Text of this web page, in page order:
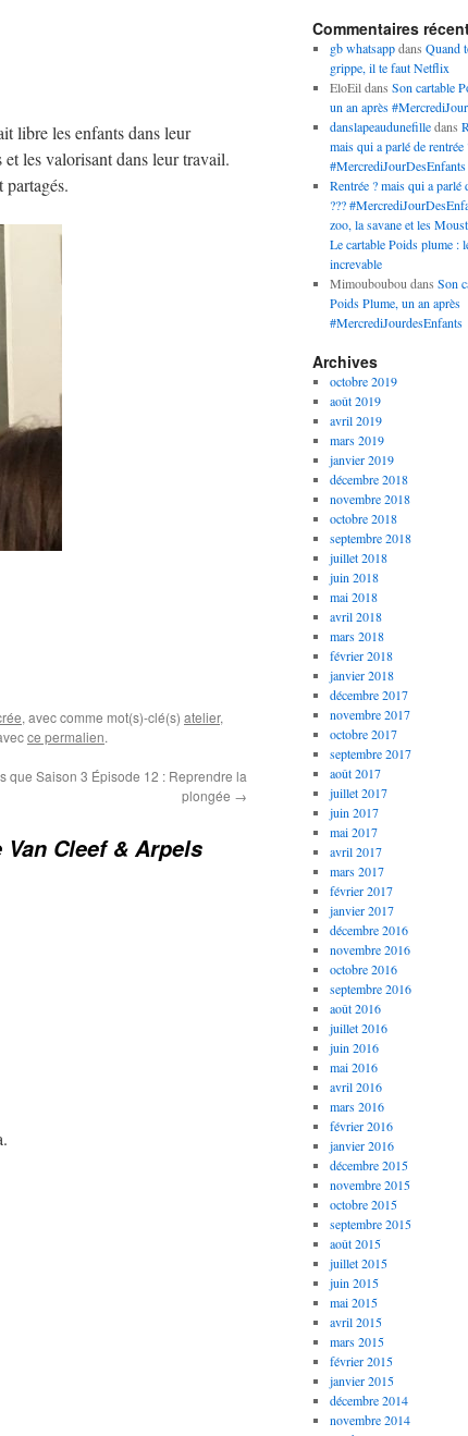
libre les enfants dans leur
et les valorisant dans leur travail.
, avec comme mot(s)-clé(s) atelier,
ce permalien.
que Saison 3 Épisode 12 : Reprendre la
plongée →
Cleef & Arpels
Commentaires
gb whatsappdans Quand
grippe, il te faut Netflix
EloEildans Son cartable
un an après
danslapeaudunefilledans
mais qui a parlé de rentrée
#MercrediJourDesEnfants
Rentrée ? mais qui a parlé
???
zoo, la savane et les
Le cartable Poids plume :
increvable
Mimoubouboudans Son
Poids Plume, un an après
#MercrediJourdesEnfants
Archives
octobre 2019
août 2019
avril 2019
mars 2019
janvier 2019
décembre 2018
novembre 2018
octobre 2018
septembre 2018
juillet 2018
juin 2018
mai 2018
avril 2018
mars 2018
février 2018
janvier 2018
décembre 2017
novembre 2017
octobre 2017
septembre 2017
août 2017
juillet 2017
juin 2017
mai 2017
avril 2017
mars 2017
février 2017
janvier 2017
décembre 2016
novembre 2016
octobre 2016
septembre 2016
août 2016
juillet 2016
juin 2016
mai 2016
avril 2016
mars 2016
février 2016
janvier 2016
décembre 2015
novembre 2015
octobre 2015
septembre 2015
août 2015
juillet 2015
juin 2015
mai 2015
avril 2015
mars 2015
février 2015
janvier 2015
décembre 2014
novembre 2014